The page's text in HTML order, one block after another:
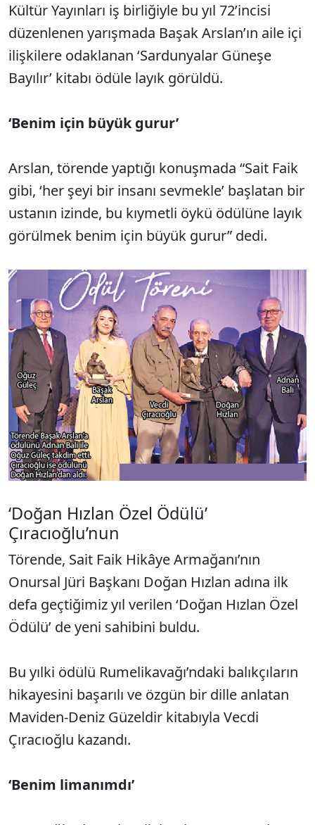
Kültür Yayınları iş birliğiyle bu yıl 72’incisi
düzenlenen yarışmada Başak Arslan’ın aile içi
ilişkilere odaklanan ‘Sardunyalar Güneşe
Bayılır’ kitabı ödüle layık görüldü.
‘Benim için büyük gurur’
Arslan, törende yaptığı konuşmada “Sait Faik
gibi, ‘her şeyi bir insanı sevmekle’ başlatan bir
ustanın izinde, bu kıymetli öykü ödülüne layık
görülmek benim için büyük gurur” dedi.
‘Doğan Hızlan Özel Ödülü’
Çıracıoğlu’nun
Törende, Sait Faik Hikâye Armağanı’nın
Onursal Jüri Başkanı Doğan Hızlan adına ilk
defa geçtiğimiz yıl verilen ‘Doğan Hızlan Özel
Ödülü’ de yeni sahibini buldu.
Bu yılki ödülü Rumelikavağı’ndaki balıkçıların
hikayesini başarılı ve özgün bir dille anlatan
Maviden-Deniz Güzeldir kitabıyla Vecdi
Çıracıoğlu kazandı.
‘Benim limanımdı’